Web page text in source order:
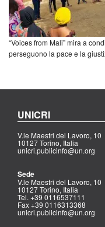
“Voices from Mali” mira a
perseguono la pace e la
UNICRI
V.le Maestri del Lavoro, 10
10127 Torino, Italia
unicri.publicinfo@un.org
Sede
V.le Maestri del Lavoro, 10
10127 Torino, Italia
Tel. +39 0116537111
Fax +39 0116313368
unicri.publicinfo@un.org